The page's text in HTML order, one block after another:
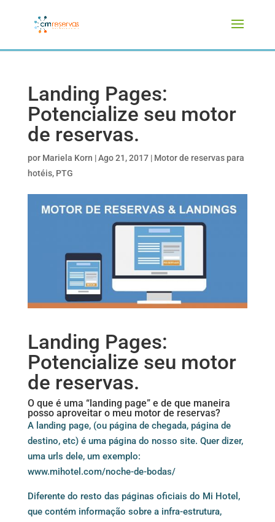
Landing Pages:
Potencialize seu motor
de reservas.
por Mariela Korn |Ago 21, 2017| Motor de reservas para
hotéis, PTG
Landing Pages:
Potencialize seu motor
de reservas.
O que é uma “landing page” e de que maneira
posso aproveitar o meu motor de reservas?
A landing page, (ou página de chegada, página de
destino, etc) é uma página do nosso site. Quer dizer,
uma urls dele, um exemplo:
www.mihotel.com/noche-de-bodas/
Diferente do resto das páginas oficiais do Mi Hotel,
que contém informação sobre a infra-estrutura,